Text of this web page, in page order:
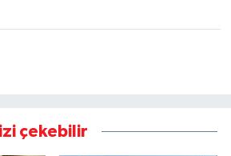
çekebilir